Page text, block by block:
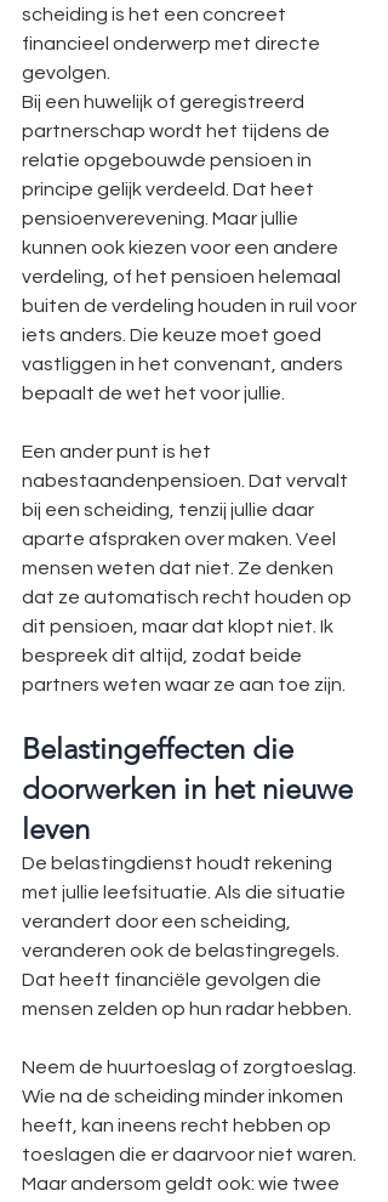
scheiding is het een concreet
financieel onderwerp met directe
gevolgen.
Bij een huwelijk of geregistreerd
partnerschap wordt het tijdens de
relatie opgebouwde pensioen in
principe gelijk verdeeld. Dat heet
pensioenverevening. Maar jullie
kunnen ook kiezen voor een andere
verdeling, of het pensioen helemaal
buiten de verdeling houden in ruil voor
iets anders. Die keuze moet goed
vastliggen in het convenant, anders
bepaalt de wet het voor jullie.
Een ander punt is het
nabestaandenpensioen. Dat vervalt
bij een scheiding, tenzij jullie daar
aparte afspraken over maken. Veel
mensen weten dat niet. Ze denken
dat ze automatisch recht houden op
dit pensioen, maar dat klopt niet. Ik
bespreek dit altijd, zodat beide
partners weten waar ze aan toe zijn.
Belastingeffecten die
doorwerken in het nieuwe
leven
De belastingdienst houdt rekening
met jullie leefsituatie. Als die situatie
verandert door een scheiding,
veranderen ook de belastingregels.
Dat heeft financiële gevolgen die
mensen zelden op hun radar hebben.
Neem de huurtoeslag of zorgtoeslag.
Wie na de scheiding minder inkomen
heeft, kan ineens recht hebben op
toeslagen die er daarvoor niet waren.
Maar andersom geldt ook: wie twee